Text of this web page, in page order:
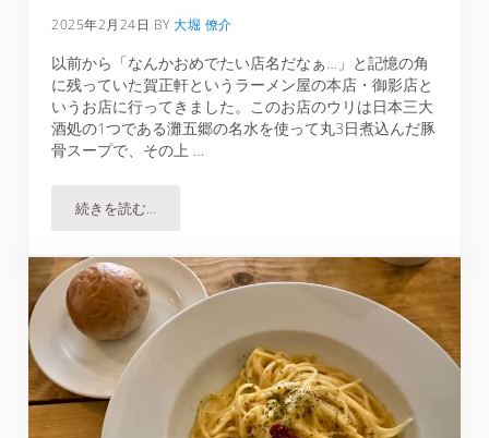
2025年2月24日 BY大堀 僚介
以前から「なんかおめでたい店名だなぁ…」と記憶の角
に残っていた賀正軒というラーメン屋の本店・御影店と
いうお店に行ってきました。このお店のウリは日本三大
酒処の1つである灘五郷の名水を使って丸3日煮込んだ豚
骨スープで、その上 …
続きを読む…灘の名水を使った豚骨ラーメン【賀正軒 御影店】実際ど